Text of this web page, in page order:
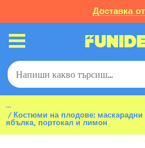
Доставка
...
Костюми на плодове:
ябълка, портокал и лимон